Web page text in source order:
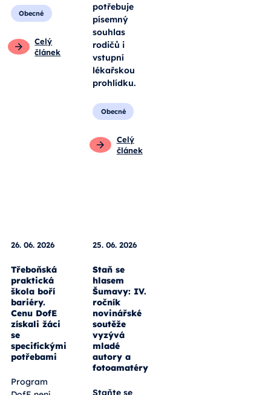
Obecné
Celý
článek
potřebuje
písemný
souhlas
rodičů i
vstupní
lékařskou
prohlídku.
Obecné
Celý
článek
26. 06. 2026
Třeboňská
praktická
škola boří
bariéry.
Cenu DofE
získali žáci
se
specifickými
potřebami
Program
25. 06. 2026
Staň se
hlasem
Šumavy: IV.
ročník
novinářské
soutěže
vyzývá
mladé
autory a
fotoamatéry
Staňte se